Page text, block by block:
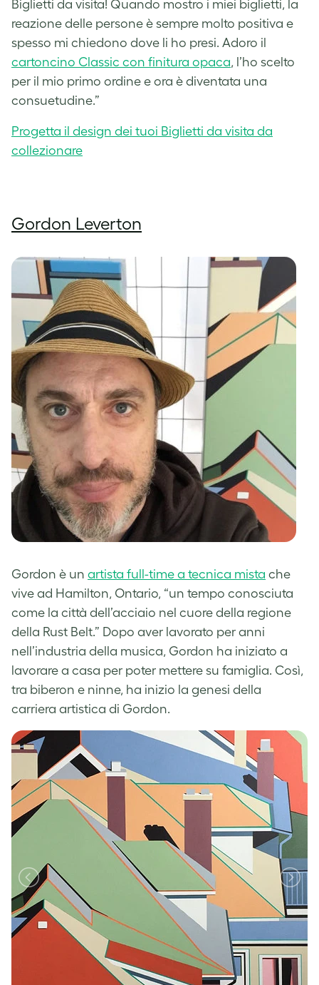
Biglietti da visita! Quando mostro i miei biglietti, la
reazione delle persone è sempre molto positiva e
spesso mi chiedono dove li ho presi. Adoro il
cartoncino Classic con finitura opaca, l’ho scelto
per il mio primo ordine e ora è diventata una
consuetudine.”
Progetta il design dei tuoi Biglietti da visita da
collezionare
Gordon Leverton
Gordon è un artista full-time a tecnica mista che
vive ad Hamilton, Ontario, “un tempo conosciuta
come la città dell’acciaio nel cuore della regione
della Rust Belt.” Dopo aver lavorato per anni
nell’industria della musica, Gordon ha iniziato a
lavorare a casa per poter mettere su famiglia. Così,
tra biberon e ninne, ha inizio la genesi della
carriera artistica di Gordon.